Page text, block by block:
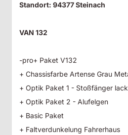
Standort: 94377 Steinach
VAN 132
-pro+ Paket V132
+ Chassisfarbe Artense Grau
+ Optik Paket 1 - Stoßfänger
+ Optik Paket 2 - Alufelgen
+ Basic Paket
+ Faltverdunkelung Fahrerhaus